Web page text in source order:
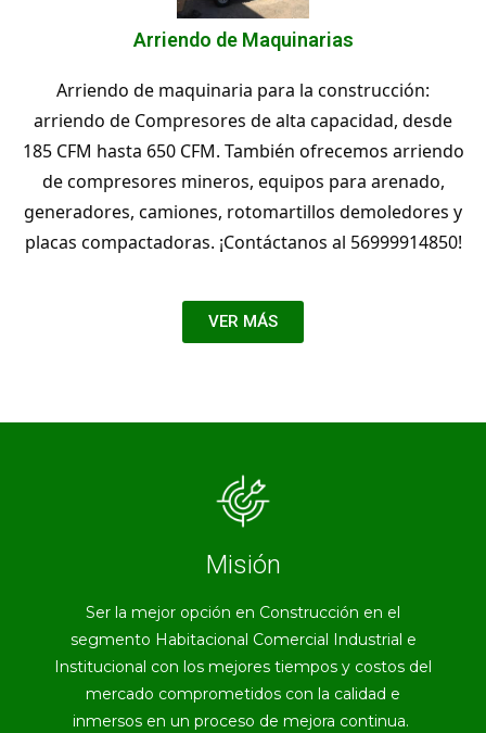
Arriendo de Maquinarias
Arriendo de maquinaria para la construcción:
arriendo de Compresores de alta capacidad, desde
185 CFM hasta 650 CFM. También ofrecemos arriendo
de compresores mineros, equipos para arenado,
generadores, camiones, rotomartillos demoledores y
placas compactadoras. ¡Contáctanos al 56999914850!
VER MÁS
Misión
Ser la mejor opción en Construcción en el
segmento Habitacional Comercial Industrial e
Institucional con los mejores tiempos y costos del
mercado comprometidos con la calidad e
inmersos en un proceso de mejora continua.